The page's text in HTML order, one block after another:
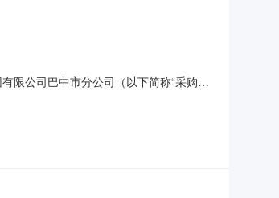
限公司巴中市分公司（以下简称“采购
采购内容：采购仓储管理服务，包括但